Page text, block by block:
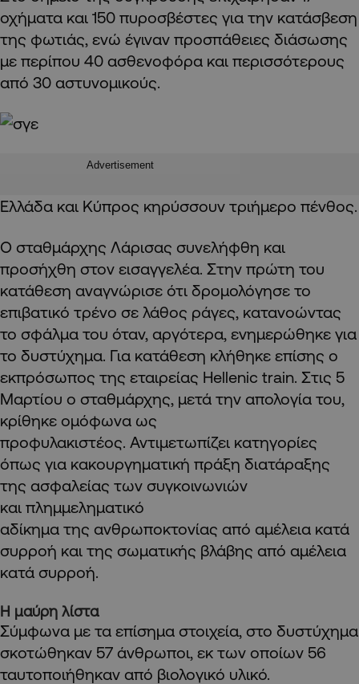
οχήματα και 150 πυροσβέστες για την κατάσβεση
της φωτιάς, ενώ έγιναν προσπάθειες διάσωσης
με περίπου 40 ασθενοφόρα και περισσότερους
από 30 αστυνομικούς.
Advertisement
Ελλάδα και Κύπρος κηρύσσουν τριήμερο πένθος.
Ο σταθμάρχης Λάρισας συνελήφθη και
προσήχθη στον εισαγγελέα. Στην πρώτη του
κατάθεση αναγνώρισε ότι δρομολόγησε το
επιβατικό τρένο σε λάθος ράγες, κατανοώντας
το σφάλμα του όταν, αργότερα, ενημερώθηκε για
το δυστύχημα. Για κατάθεση κλήθηκε επίσης ο
εκπρόσωπος της εταιρείας Hellenic train. Στις 5
Μαρτίου ο σταθμάρχης, μετά την απολογία του,
κρίθηκε ομόφωνα ως
προφυλακιστέος. Αντιμετωπίζει κατηγορίες
όπως για κακουργηματική πράξη διατάραξης
της ασφαλείας των συγκοινωνιών
και πλημμεληματικό
αδίκημα της ανθρωποκτονίας από αμέλεια κατά
συρροή και της σωματικής βλάβης από αμέλεια
κατά συρροή.
Η μαύρη λίστα
Σύμφωνα με τα επίσημα στοιχεία, στο δυστύχημα
σκοτώθηκαν 57 άνθρωποι, εκ των οποίων 56
ταυτοποιήθηκαν από βιολογικό υλικό.